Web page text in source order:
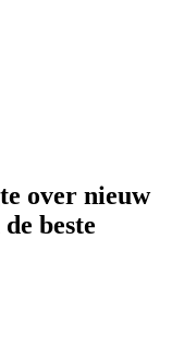
over nieuw
beste